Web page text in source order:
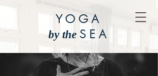
YOGA
by the SEA